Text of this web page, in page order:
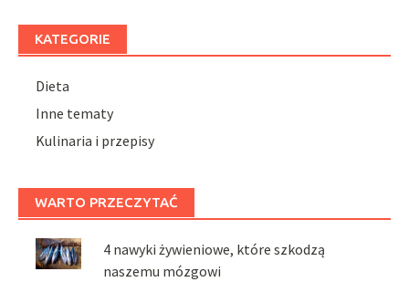
KATEGORIE
Dieta
Inne tematy
Kulinaria i przepisy
WARTO PRZECZYTAĆ
4 nawyki żywieniowe, które szkodzą
naszemu mózgowi